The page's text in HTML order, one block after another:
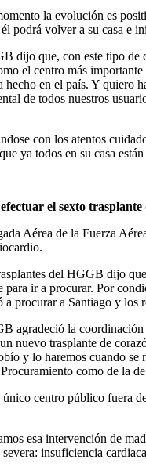
la evolución es
podrá volver a su casa e
dijo que, con este tipo de
el centro más
hecho en el país. Y quiero
de todos nuestros
con los atentos
ya todos en su casa
el sexto trasplante
Aérea de la Fuerza
del HGGB dijo
ir a procurar. Por
procurar a Santiago y los
agradeció la
nuevo trasplante de
y lo haremos cuando
como de la
centro público fuera
esa intervención de
insuficiencia